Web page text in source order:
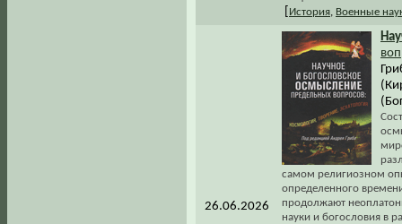
История, Военные
26.06.2026
самом религиозном
определенного
продолжают
науки и богословия в